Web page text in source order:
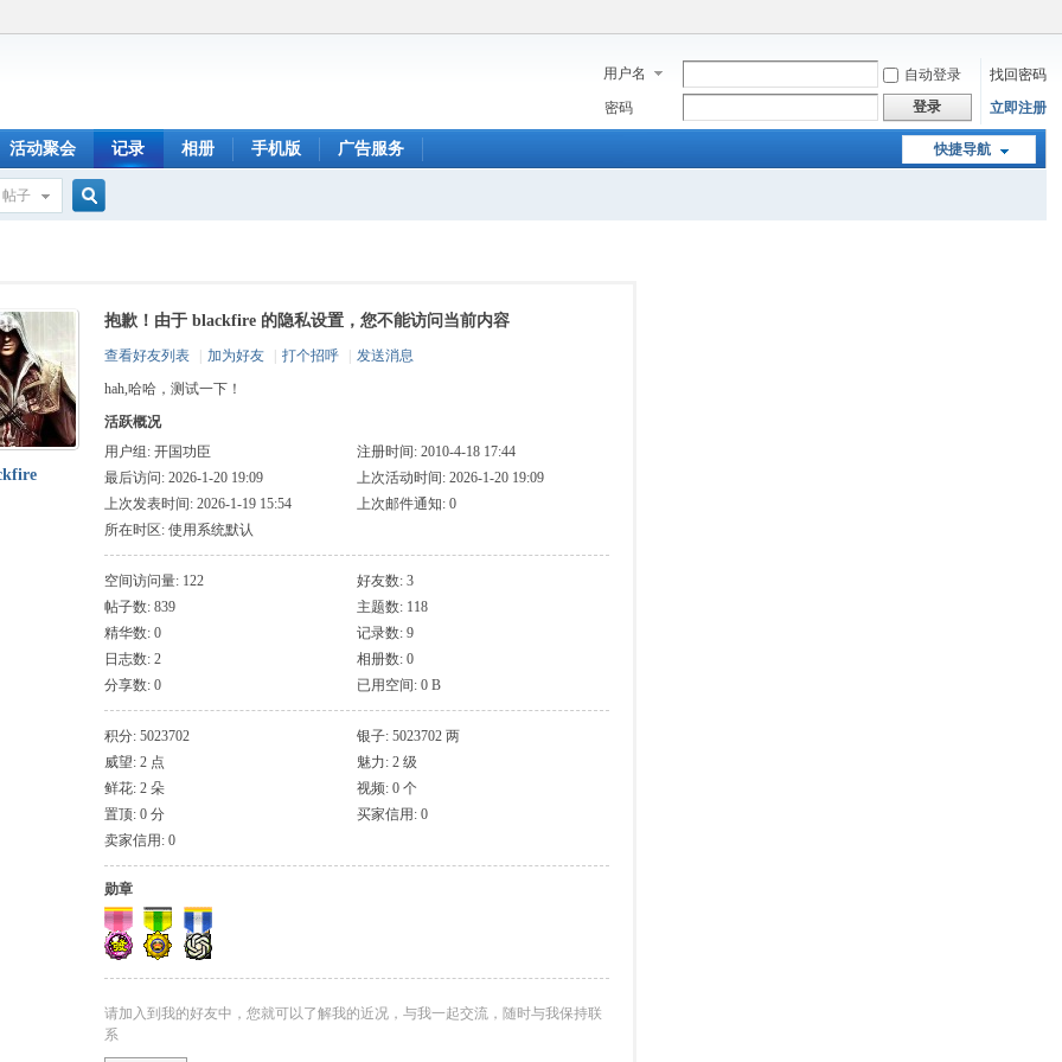
用户名 自动登录
找回密码
密码
登录 立即注册
快捷导航
活动聚会 记录 相册 手机版 广告服务
帖子
抱歉！由于 blackfire 的隐私设置，您不能访问当前内容
查看好友列表 加为好友 打个招呼
发送消息
hah,哈哈，测试一下！
活跃概况
用户组: 开国功臣
注册时间: 2010-4-18 17:44
最后访问: 2026-1-20 19:09
上次活动时间: 2026-1-20 19:09
上次发表时间: 2026-1-19 15:54
上次邮件通知: 0
所在时区: 使用系统默认
空间访问量: 122
好友数: 3
帖子数: 839
主题数: 118
精华数: 0
记录数: 9
日志数: 2
相册数: 0
分享数: 0
已用空间: 0 B
积分: 5023702
银子: 5023702 两
威望: 2 点
魅力: 2 级
鲜花: 2 朵
视频: 0 个
置顶: 0 分
买家信用: 0
卖家信用: 0
勋章
请加入到我的好友中，您就可以了解我的近况，与我一起交流，随时与我保持联
系